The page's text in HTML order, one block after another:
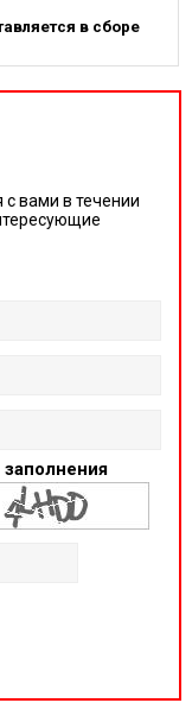
в сборе
вами в течении